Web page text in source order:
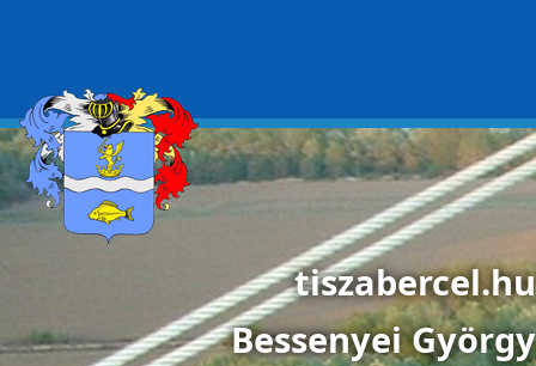
tiszabercel.hu
Bessenyei György